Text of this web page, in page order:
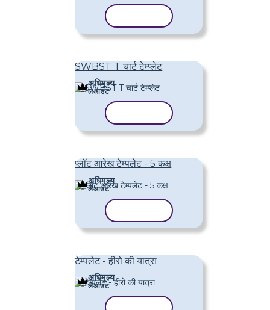
SWBST T चार्ट टेम्प्लेट
अधिमूल्य
लेआउट
प्लॉट आरेख टेम्पलेट - 5 कक्ष
अधिमूल्य
लेआउट
टेम्पलेट - हीरो की यात्रा
अधिमूल्य
लेआउट